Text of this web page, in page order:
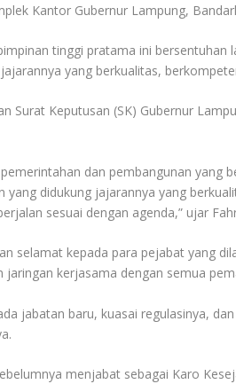
Kantor Gubernur Lampung,
tinggi pratama ini bersentuhan
yang berkualitas,
Surat Keputusan (SK) Gubernur
dan pembangunan yang
yang didukung jajarannya yang
sesuai dengan agenda,” ujar
selamat kepada para pejabat yang
jaringan kerjasama dengan semua
jabatan baru, kuasai regulasinya,
menjabat sebagai Karo